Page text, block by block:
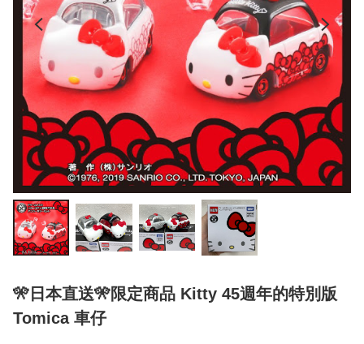
🎌日本直送🎌限定商品 Kitty 45週年的特別版
Tomica 車仔